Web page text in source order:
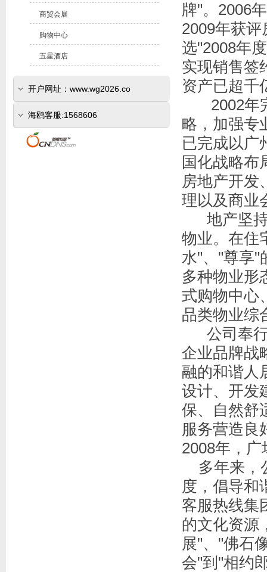
牌"。2006
2009年获
选"2008年
实现销售签
资产已超千
2002年完
略，加强专
已完成以广
国化战略布
房地产开发
理以及商业
地产坚持
物业。在住
水"、"尊享"
多种物业形
式购物中心
品类物业综
公司奉行"
企业品牌战
融的和谐人
设计、开发
保、自然舒
服务营造良
2008年，
多年来，
度，倡导和
客服热线集
的文化资源
展"、"佛石
会"到"相约
商贸会展
购物中心
五星酒店
开户网址：www.wg2026.co
(www.sr800.com)
海鸥客服:1568606